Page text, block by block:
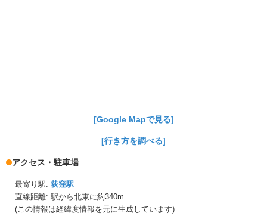
[Google Mapで見る]
[行き方を調べる]
アクセス・駐車場
最寄り駅: 荻窪駅
直線距離: 駅から北東に約340m
(この情報は経緯度情報を元に生成しています)